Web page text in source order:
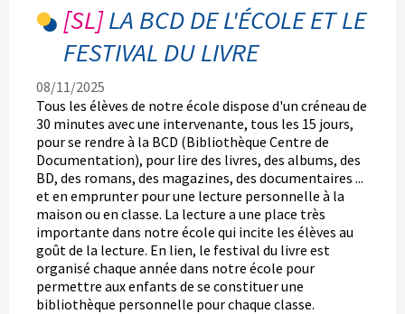
de
Bonnières
Seine
-
LA BCD DE L'ÉCOLE ET LE
FESTIVAL DU LIVRE
08/11/2025
Tous les élèves de notre école dispose d'un créneau de
30 minutes avec une intervenante, tous les 15 jours,
pour se rendre à la BCD (Bibliothèque Centre de
Documentation), pour lire des livres, des albums, des
BD, des romans, des magazines, des documentaires ...
et en emprunter pour une lecture personnelle à la
maison ou en classe. La lecture a une place très
importante dans notre école qui incite les élèves au
goût de la lecture. En lien, le festival du livre est
organisé chaque année dans notre école pour
permettre aux enfants de se constituer une
bibliothèque personnelle pour chaque classe.